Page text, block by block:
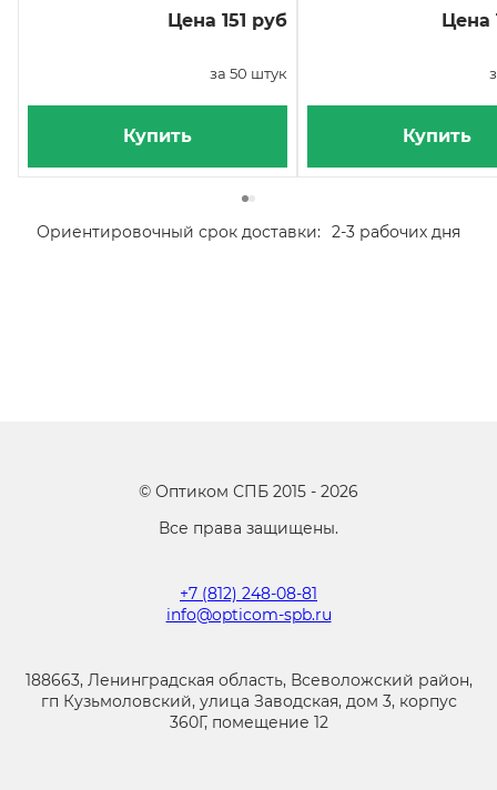
Цена 151 руб
за 50 штук
Купить
Цена
Купить
Ориентировочный срок доставки: 2-3 рабочих дня
© Оптиком СПБ 2015 - 2026
Все права защищены.
+7 (812) 248-08-81
info@opticom-spb.ru
188663, Ленинградская область, Всеволожский район,
гп Кузьмоловский, улица Заводская, дом 3, корпус
360Г, помещение 12